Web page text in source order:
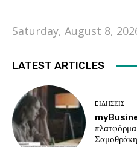
Saturday, August 8,
LATEST ARTICLES
EΙΔΗΣΕΙΣ
πλατφόρμα